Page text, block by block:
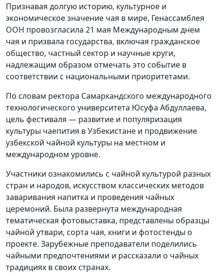
Признавая долгую историю, культурное и
экономическое значение чая в мире, Генассамблея
ООН провозгласила 21 мая Международным днем
чая и призвала государства, включая гражданское
общество, частный сектор и научные круги,
надлежащим образом отмечать это событие в
соответствии с национальными приоритетами.
По словам ректора Самаркандского международного
технологического университета Юсуфа Абдуллаева,
цель фестиваля — развитие и популяризация
культуры чаепития в Узбекистане и продвижение
узбекской чайной культуры на местном и
международном уровне.
Участники ознакомились с чайной культурой разных
стран и народов, искусством классических методов
заваривания напитка и проведения чайных
церемоний. Была развернута международная
тематическая фотовыставка, представлены образцы
чайной утвари, сорта чая, книги и фотостенды о
проекте. Зарубежные преподаватели поделились
чайными предпочтениями и рассказали о чайных
традициях в своих странах.